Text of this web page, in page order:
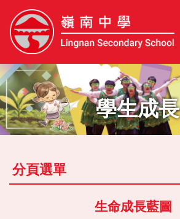
學生成長
分頁選單
生命成長藍圖